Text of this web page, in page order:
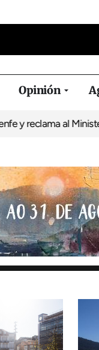
Opinión
al Ministerio una